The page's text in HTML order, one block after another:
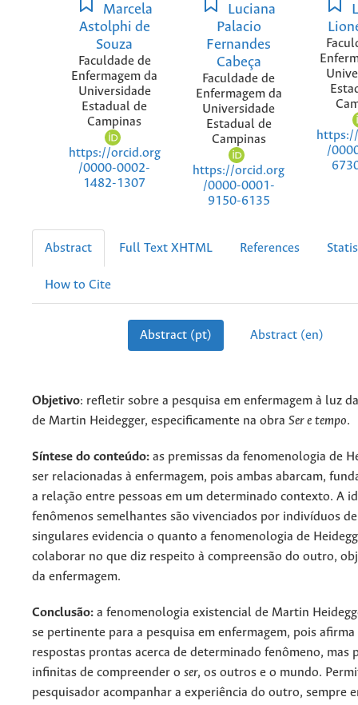
Marcela
Astolphi de
Souza
Faculdade de
Enfermagem da
Universidade
Estadual de
Campinas
https://orcid.org
/0000-0002-
1482-1307
Luciana
Palacio
Fernandes
Cabeça
Faculdade de
Enfermagem da
Universidade
Estadual de
Campinas
https://orcid.org
/0000-0001-
9150-6135
/
Abstract Full Text XHTML References
How to Cite
Abstract (pt) Abstract (en)
Objetivo: refletir sobre a pesquisa em enfermagem à luz
de Martin Heidegger, especificamente na obra Ser e tempo.
Síntese do conteúdo: as premissas da fenomenologia de
ser relacionadas à enfermagem, pois ambas abarcam,
a relação entre pessoas em um determinado contexto. A
fenômenos semelhantes são vivenciados por indivíduos
singulares evidencia o quanto a fenomenologia de
colaborar no que diz respeito à compreensão do outro,
da enfermagem.
Conclusão: a fenomenologia existencial de Martin
se pertinente para a pesquisa em enfermagem, pois
respostas prontas acerca de determinado fenômeno, mas
infinitas de compreender o ser, os outros e o mundo.
pesquisador acompanhar a experiência do outro, sempre